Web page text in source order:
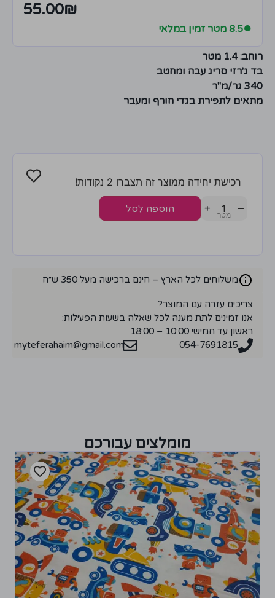
55.00₪
●8.5 מטר זמין במלאי
רוחב: 1.4 מטר
בד ג'רזי סריג עבה ומחטב
340 גר/מ"ר
מתאים לתפירת בגדי חורף ומעבר
רכישת יחידה ממוצר זה תצברו 2 נקודות!
−
+ הוספה לסל
משלוחים לכל הארץ – חינם ברכישה מעל 350 ש״ח
צריכים עזרה עם המוצר?
אנו זמינים לתת מענה לכל שאלה בשעות הפעילות:
ראשון עד חמישי 10:00 – 18:00
054-7691815
myteferahaim@gmail.com
מומלצים עבורכם